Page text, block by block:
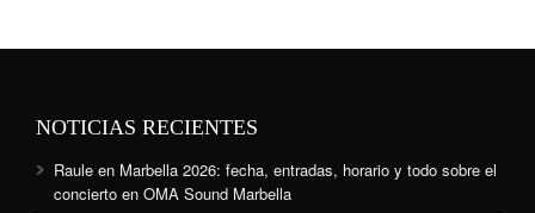
NOTICIAS RECIENTES
Raule en Marbella 2026: fecha, entradas, horario y todo sobre el
concierto en OMA Sound Marbella